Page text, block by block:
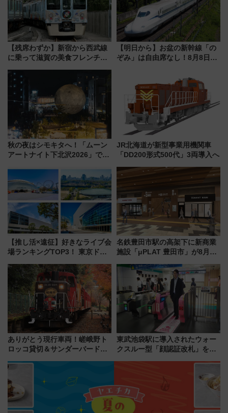
【残席わずか】新宿から西武線
に乗って滋賀の美食フレンチを
「52席の至福」で味わう近江牛
や伝統文化の特別コラボ
【明日から】お盆の新幹線「の
ぞみ」は自由席なし！8月8日午
せば空きが見つかることも 混
雑避ける「空席」探しのコツ
秋の夜はシモキタへ！「ムーン
アートナイト下北沢2026」でイ
JR北海道が新型事業用機関車
「DD200形式500代」3両導入へ
【推し活×遠征】好きなライブ会
場ランキングTOP3！ 東京ドー
由と交通アクセス術、ライブ会
場に何を求める？
名鉄豊田市駅の高架下に新商業
施設「μPLAT 豊田市」が8月26
たな玄関口へ
ありがとう現行車両！嵯峨野ト
ロッコ貸切＆サンダーバードレ
斉藤雪乃＆福原トシヒロと行
く！9月13日「京都の鉄道満喫
ツアー」開催
東武池袋駅に導入されたウォー
クスルー型「顔認証改札」を見